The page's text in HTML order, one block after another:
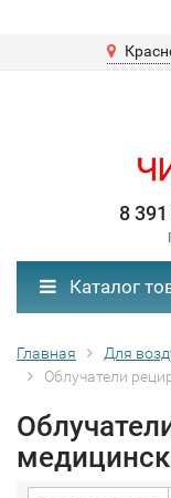
8
Каталог
Главная Для
Облучатели